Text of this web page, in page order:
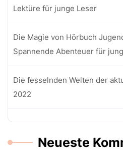
Lektüre für junge Leser
Die Magie von Hörbuch
Spannende Abenteuer für
Die fesselnden Welten der
2022
Neueste